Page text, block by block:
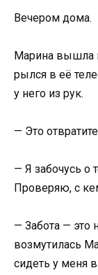
Вечером дома.
Марина вышла
рылся в её
у него из рук.
— Это
— Я забочусь о
Проверяю, с
— Забота — это
возмутилась
сидеть у меня